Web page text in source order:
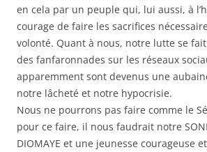
en cela par un peuple qui, lui aussi, à
courage de faire les sacrifices
volonté. Quant à nous, notre lutte se
des fanfaronnades sur les réseaux
apparemment sont devenus une
notre lâcheté et notre hypocrisie.
Nous ne pourrons pas faire comme le
pour ce faire, il nous faudrait notre
DIOMAYE et une jeunesse courageuse